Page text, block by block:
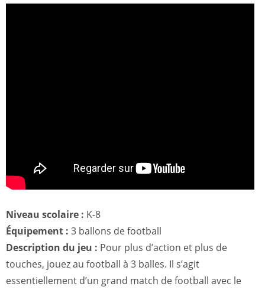
Niveau scolaire : K-8
Équipement : 3 ballons de football
Description du jeu : Pour plus d’action et plus de
touches, jouez au football à 3 balles. Il s’agit
essentiellement d’un grand match de football avec le